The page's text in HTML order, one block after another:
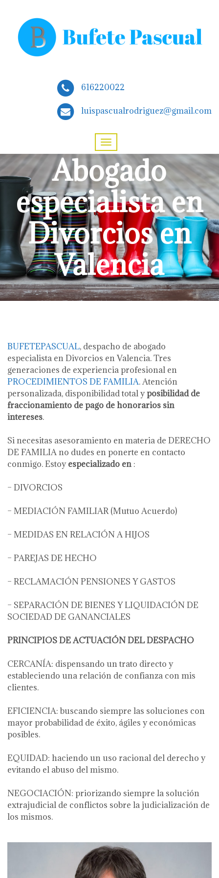
616220022
luispascualrodriguez@gmail.com
Abogado
especialista en
Divorcios en
Valencia
BUFETEPASCUAL, despacho de abogado
especialista en Divorcios en Valencia. Tres
generaciones de experiencia profesional en
PROCEDIMIENTOS DE FAMILIA. Atención
personalizada, disponibilidad total yposibilidad de
fraccionamiento de pago de honorarios sin
intereses.
Si necesitas asesoramiento en materia de DERECHO
DE FAMILIA no dudes en ponerte en contacto
conmigo. Estoyespecializado en :
– DIVORCIOS
– MEDIACIÓN FAMILIAR (Mutuo Acuerdo)
– MEDIDAS EN RELACIÓN A HIJOS
– PAREJAS DE HECHO
– RECLAMACIÓN PENSIONES Y GASTOS
– SEPARACIÓN DE BIENES Y LIQUIDACIÓN DE
SOCIEDAD DE GANANCIALES
PRINCIPIOS DE ACTUACIÓN DEL DESPACHO
CERCANÍA: dispensando un trato directo y
estableciendo una relación de confianza con mis
clientes.
EFICIENCIA: buscando siempre las soluciones con
mayor probabilidad de éxito, ágiles y económicas
posibles.
EQUIDAD: haciendo un uso racional del derecho y
evitando el abuso del mismo.
NEGOCIACIÓN: priorizando siempre la solución
extrajudicial de conflictos sobre la judicialización de
los mismos.